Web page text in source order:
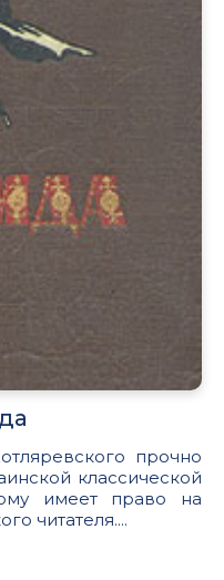
прочно
классической
имеет право на
читателя....